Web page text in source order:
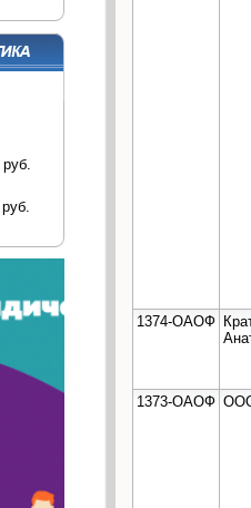
руб.
руб.
1374-ОАОФ
1373-ОАОФ